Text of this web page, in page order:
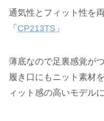
通気性とフィット性を
「 CP213TS 」
薄底なので足裏感覚が
履き口にもニット素材
ィット感の高いモデル